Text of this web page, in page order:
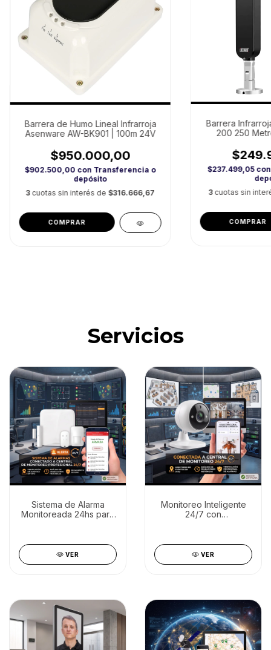
Barrera de Humo Lineal Infrarroja
Asenware AW-BK901 | 100m 24V
$950.000,00
$902.500,00 con Transferencia o
depósito
3 cuotas sin interés de $316.666,67
Barrera
200 250
$237.499,05 con
3 cuotas sin
COMPRAR
Servicios
Sistema de Alarma
Monitoreada 24hs para
VER
Monitoreo Inteligente
24/7 con
VER